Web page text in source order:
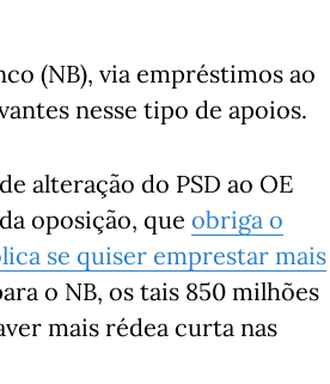
(NB), via empréstimos ao
nesse tipo de apoios.
alteração do PSD ao OE
oposição, que obriga o
se quiser emprestar mais
o NB, os tais 850 milhões
mais rédea curta nas